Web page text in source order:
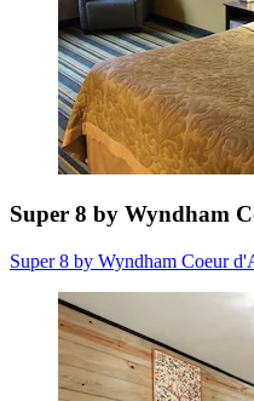
Super 8 by Wyndham
Super 8 by Wyndham Coeur